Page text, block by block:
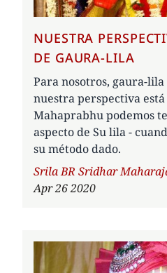
NUESTRA
DE GAURA-LILA
Para nosotros, gaura-
nuestra perspectiva
Mahaprabhu podemos
aspecto de Su lila -
su método dado.
Author
Srila BR Sridhar
Apr 26 2020